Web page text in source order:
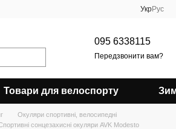
УкрРус
095 6338115
Передзвонити вам?
Товари для велоспорту
Окуляри спортивні, велосипедні
сонцезахисні окуляри AVK Modesto